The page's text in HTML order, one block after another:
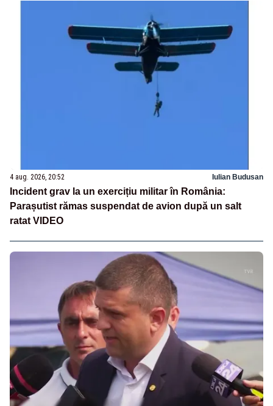
4 aug. 2026, 20:52 Iulian Budusan
Incident grav la un exercițiu militar în România:
Parașutist rămas suspendat de avion după un salt
ratat VIDEO